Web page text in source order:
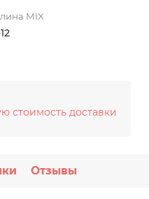
MIX
стоимость доставки
Отзывы